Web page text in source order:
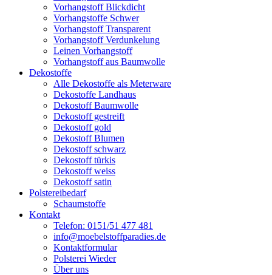
Vorhangstoff Blickdicht
Vorhangstoffe Schwer
Vorhangstoff Transparent
Vorhangstoff Verdunkelung
Leinen Vorhangstoff
Vorhangstoff aus Baumwolle
Dekostoffe
Alle Dekostoffe als Meterware
Dekostoffe Landhaus
Dekostoff Baumwolle
Dekostoff gestreift
Dekostoff gold
Dekostoff Blumen
Dekostoff schwarz
Dekostoff türkis
Dekostoff weiss
Dekostoff satin
Polstereibedarf
Schaumstoffe
Kontakt
Telefon: 0151/51 477 481
info@moebelstoffparadies.de
Kontaktformular
Polsterei Wieder
Über uns